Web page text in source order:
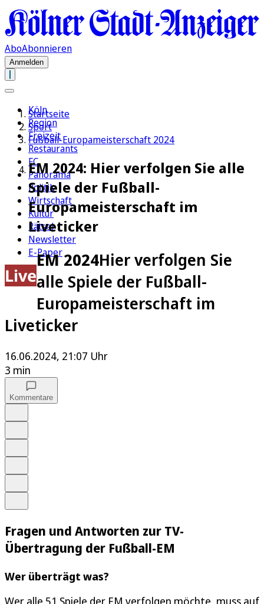
AboAbonnieren
Anmelden
Köln
Region
Freizeit
Restaurants
FC
Panorama
Politik
Wirtschaft
Kultur
Rätsel
Newsletter
E-Paper
Startseite
Sport
Fußball-Europameisterschaft 2024
EM 2024: Hier verfolgen Sie alle
Spiele der Fußball-
Europameisterschaft im
Liveticker
Live
EM 2024Hier verfolgen Sie
alle Spiele der Fußball-
Europameisterschaft im
Liveticker
16.06.2024, 21:07 Uhr
3 min
Kommentare
Fragen und Antworten zur TV-
Übertragung der Fußball-EM
Wer überträgt was?
Wer alle 51 Spiele der EM verfolgen möchte, muss auf